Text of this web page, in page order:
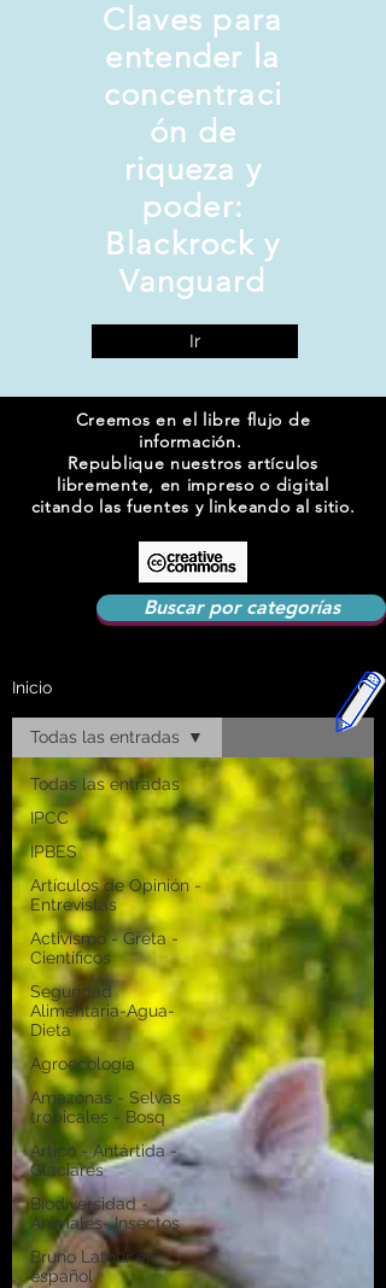
Claves para
entender la
concentraci
ón de
riqueza y
poder:
Blackrock y
Vanguard
Ir
Creemos en el libre flujo de
información.
Republique nuestros artículos
libremente, en impreso o digital
citando las fuentes y linkeando al sitio.
Buscar por categorías
Inicio
Todas las entradas
IPCC
IPBES
Artículos de Opinión -
Entrevistas
Activismo - Greta -
Científicos
Seguridad
Alimentaria-Agua-
Dieta
Agroecología
Amazonas - Selvas
tropicales - Bosq
Artico - Antártida -
Glaciares
Biodiversidad -
Animales- Insectos
Bruno Latour en
español
Todas las entradas